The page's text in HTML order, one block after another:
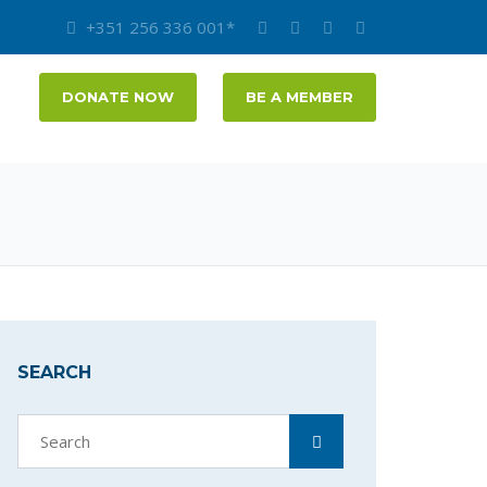
+351 256 336 001*
DONATE NOW BE A MEMBER
SEARCH